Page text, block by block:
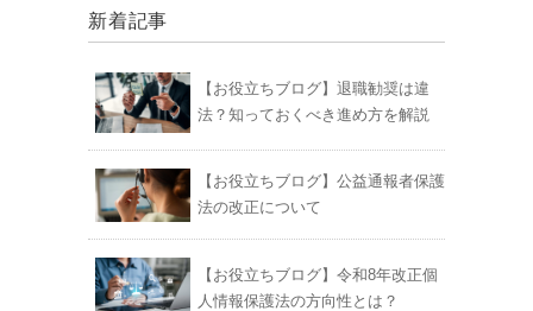
新着記事
【お役立ちブログ】退職勧奨は違
法？知っておくべき進め方を解説
【お役立ちブログ】公益通報者保護
法の改正について
【お役立ちブログ】令和8年改正個
人情報保護法の方向性とは？